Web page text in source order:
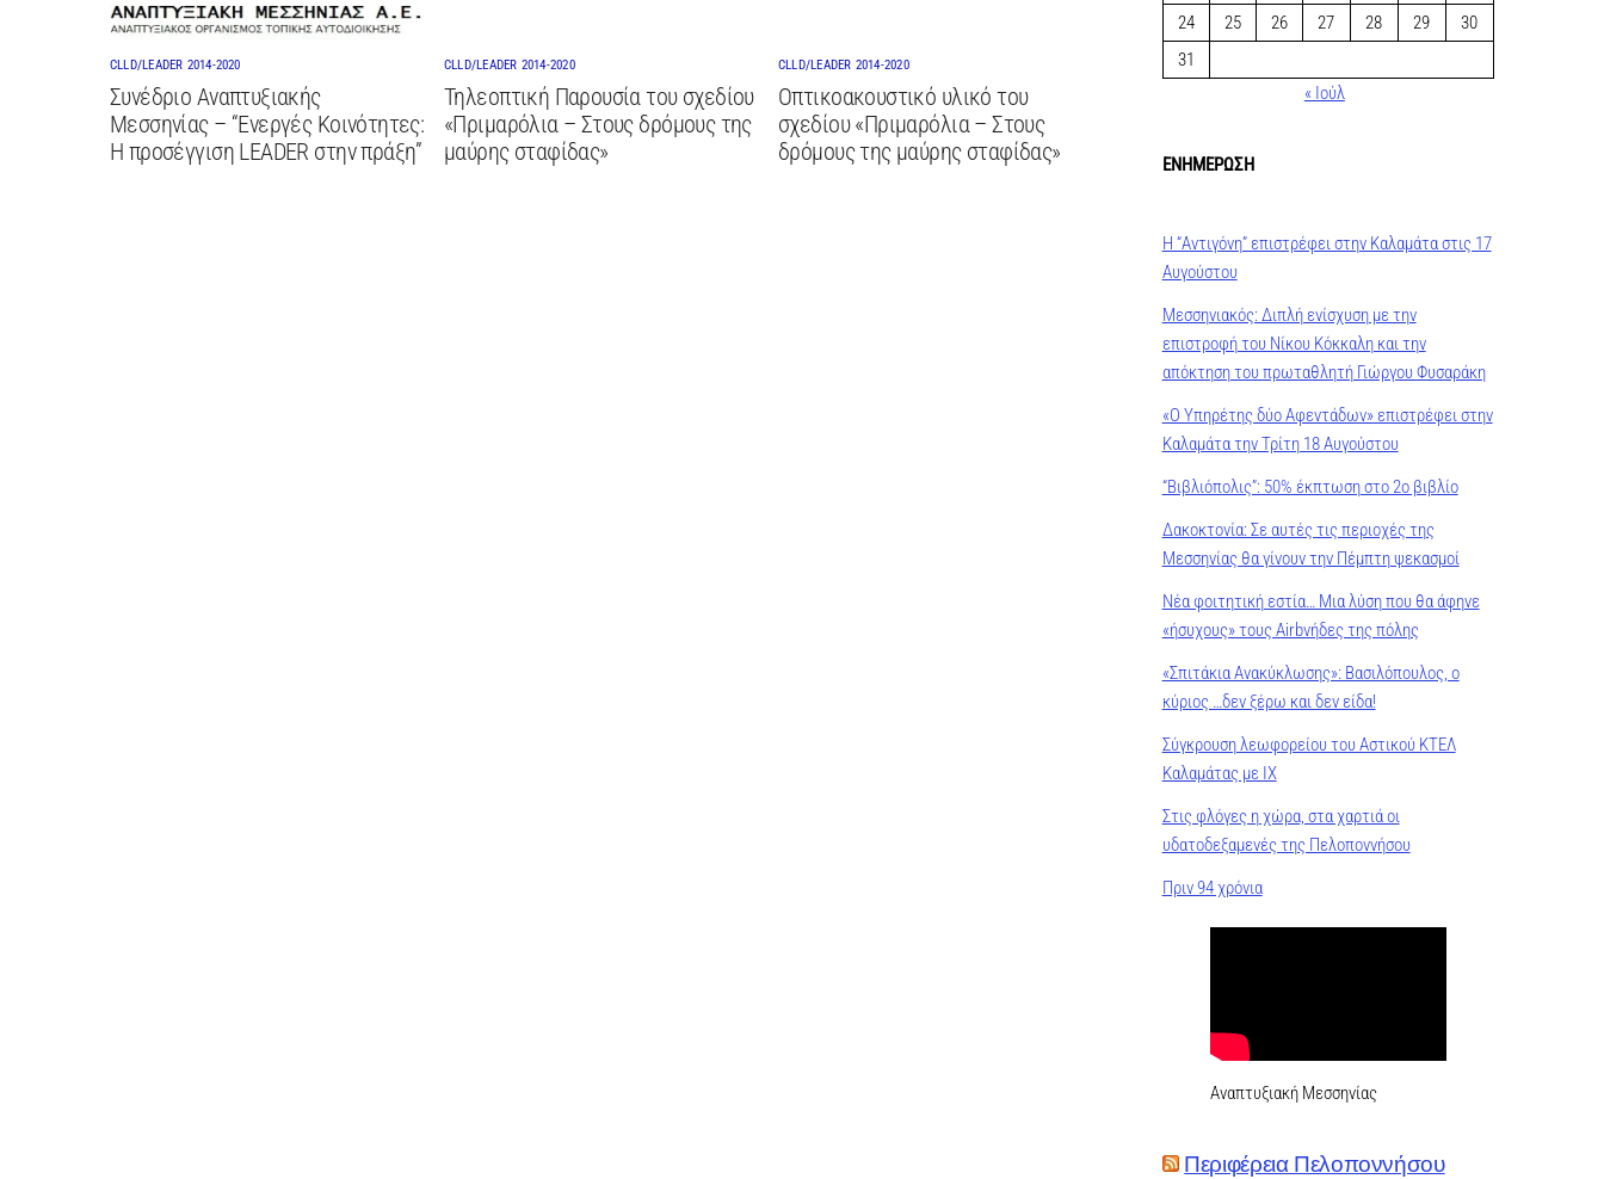
CLLD/LEADER 2014-2020
Συνέδριο Αναπτυξιακής
Μεσσηνίας – “Ενεργές Κοινότητες:
Η προσέγγιση LEADER στην πράξη”
CLLD/LEADER 2014-2020
Τηλεοπτική Παρουσία του σχεδίου
«Πριμαρόλια – Στους δρόμους της
μαύρης σταφίδας»
CLLD/LEADER 2014-2020
Οπτικοακουστικό υλικό του
σχεδίου «Πριμαρόλια – Στους
δρόμους της μαύρης σταφίδας»
24
25 26 27 28 29
30
31
« Ιούλ
ΕΝΗΜΕΡΩΣΗ
Η “Αντιγόνη” επιστρέφει στην Καλαμάτα στις 17
Αυγούστου
Μεσσηνιακός: Διπλή ενίσχυση με την
επιστροφή του Νίκου Κόκκαλη και την
απόκτηση του πρωταθλητή Γιώργου Φυσαράκη
«Ο Υπηρέτης δύο Αφεντάδων» επιστρέφει στην
Καλαμάτα την Τρίτη 18 Αυγούστου
“Βιβλιόπολις”: 50% έκπτωση στο 2ο βιβλίο
Δακοκτονία: Σε αυτές τις περιοχές της
Μεσσηνίας θα γίνουν την Πέμπτη ψεκασμοί
Νέα φοιτητική εστία… Μια λύση που θα άφηνε
«ήσυχους» τους Airbνήδες της πόλης
«Σπιτάκια Ανακύκλωσης»: Βασιλόπουλος, ο
κύριος …δεν ξέρω και δεν είδα!
Σύγκρουση λεωφορείου του Αστικού ΚΤΕΛ
Καλαμάτας με ΙΧ
Στις φλόγες η χώρα, στα χαρτιά οι
υδατοδεξαμενές της Πελοποννήσου
Πριν 94 χρόνια
Αναπτυξιακή Μεσσηνίας
Περιφέρεια Πελοποννήσου